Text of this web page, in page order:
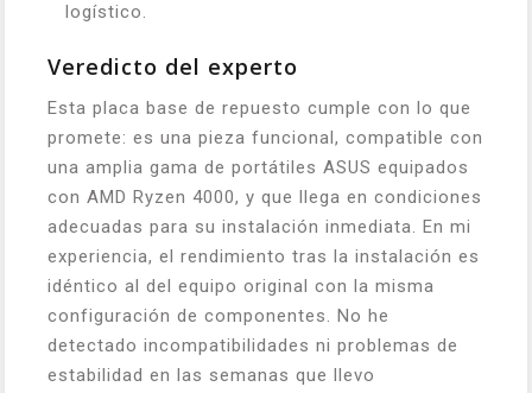
logístico.
Veredicto del experto
Esta placa base de repuesto cumple con lo que
promete: es una pieza funcional, compatible con
una amplia gama de portátiles ASUS equipados
con AMD Ryzen 4000, y que llega en condiciones
adecuadas para su instalación inmediata. En mi
experiencia, el rendimiento tras la instalación es
idéntico al del equipo original con la misma
configuración de componentes. No he
detectado incompatibilidades ni problemas de
estabilidad en las semanas que llevo